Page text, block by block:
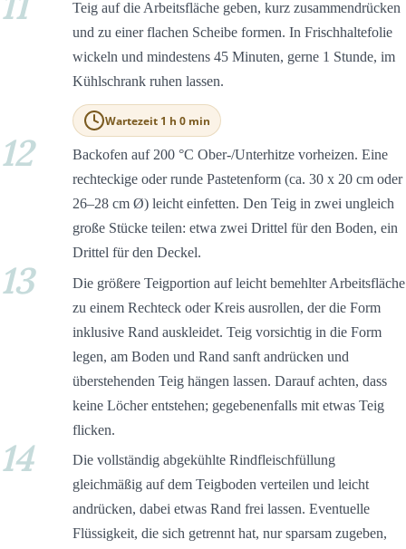
Teig auf die Arbeitsfläche geben, kurz zusammendrücken
und zu einer flachen Scheibe formen. In Frischhaltefolie
wickeln und mindestens 45 Minuten, gerne 1 Stunde, im
Kühlschrank ruhen lassen.
Wartezeit 1 h 0 min
12
Backofen auf 200 °C Ober-/Unterhitze vorheizen. Eine
rechteckige oder runde Pastetenform (ca. 30 x 20 cm oder
26–28 cm Ø) leicht einfetten. Den Teig in zwei ungleich
große Stücke teilen: etwa zwei Drittel für den Boden, ein
Drittel für den Deckel.
13
Die größere Teigportion auf leicht bemehlter Arbeitsfläche
zu einem Rechteck oder Kreis ausrollen, der die Form
inklusive Rand auskleidet. Teig vorsichtig in die Form
legen, am Boden und Rand sanft andrücken und
überstehenden Teig hängen lassen. Darauf achten, dass
keine Löcher entstehen; gegebenenfalls mit etwas Teig
flicken.
14
Die vollständig abgekühlte Rindfleischfüllung
gleichmäßig auf dem Teigboden verteilen und leicht
andrücken, dabei etwas Rand frei lassen. Eventuelle
Flüssigkeit, die sich getrennt hat, nur sparsam zugeben,